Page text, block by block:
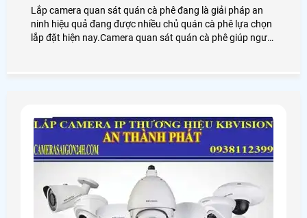
Lắp camera quan sát quán cà phê đang là giải pháp an
ninh hiệu quả đang được nhiều chủ quán cà phê lựa chọn
lắp đặt hiện nay.Camera quan sát quán cà phê giúp người